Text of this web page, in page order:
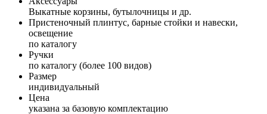
Выкатные корзины, бутылочницы и др.
Пристеночный плинтус, барные стойки и навески,
освещение
по каталогу
Ручки
по каталогу (более 100 видов)
Размер
индивидуальный
Цена
указана за базовую комплектацию